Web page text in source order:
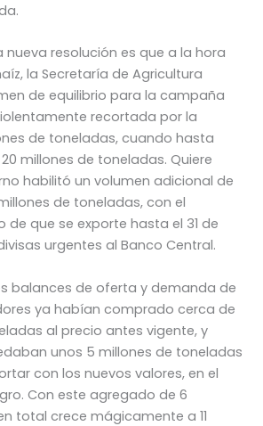
resolución es que a la hora
la Secretaría de Agricultura
de equilibrio para la campaña
recortada por la
de toneladas, cuando hasta
millones de toneladas. Quiere
habilitó un volumen adicional de
de toneladas, con el
que se exporte hasta el 31 de
urgentes al Banco Central.
balances de oferta y demanda de
ya habían comprado cerca de
al precio antes vigente, y
unos 5 millones de toneladas
con los nuevos valores, en el
Con este agregado de 6
total crece mágicamente a 11